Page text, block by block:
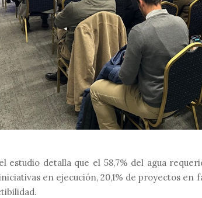
estudio detalla que el 58,7% del agua
en ejecución, 20,1% de proyectos en